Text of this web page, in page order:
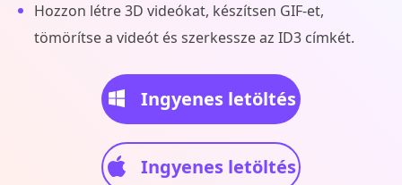
Hozzon létre 3D videókat, készítsen GIF-et,
tömörítse a videót és szerkessze az ID3 címkét.
Ingyenes letöltés
Ingyenes letöltés